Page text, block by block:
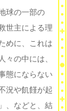
球の一部の
世主による理
めに、これは
々の中には、
態にならない
況や飢饉が起
、などと、結